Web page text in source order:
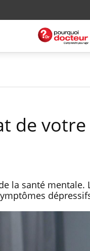
de
la santé mentale.